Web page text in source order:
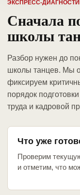
ЭКСПРЕСС-
Сначала
школы
Разбор нужен до
школы танцев. Мы
фиксируем
порядок
труда и кадровой
Что уже
Проверим
и отметим, что